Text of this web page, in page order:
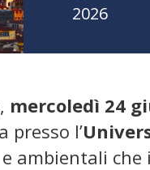
2026
mercoledì 24
presso l’
ambientali